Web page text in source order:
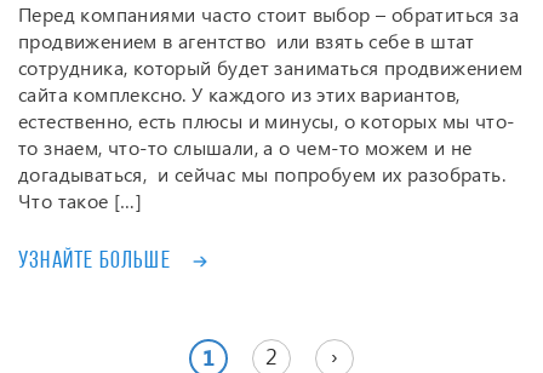
Перед компаниями часто стоит выбор – обратиться за
продвижением в агентство или взять себе в штат
сотрудника, который будет заниматься продвижением
сайта комплексно. У каждого из этих вариантов,
естественно, есть плюсы и минусы, о которых мы что-
то знаем, что-то слышали, а о чем-то можем и не
догадываться, и сейчас мы попробуем их разобрать.
Что такое […]
Узнайте больше
1 2 ›